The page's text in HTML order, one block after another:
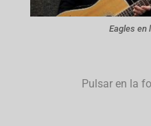
Eagles en
Pulsar en la